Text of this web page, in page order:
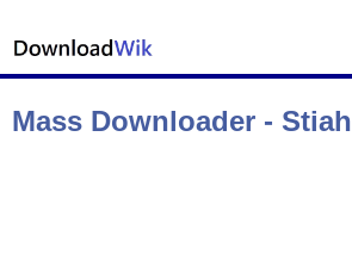
Mass Downloader -